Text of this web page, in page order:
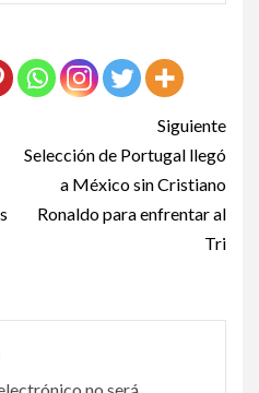
Siguiente
Selección de Portugal llegó
a México sin Cristiano
Ronaldo para enfrentar al
Tri